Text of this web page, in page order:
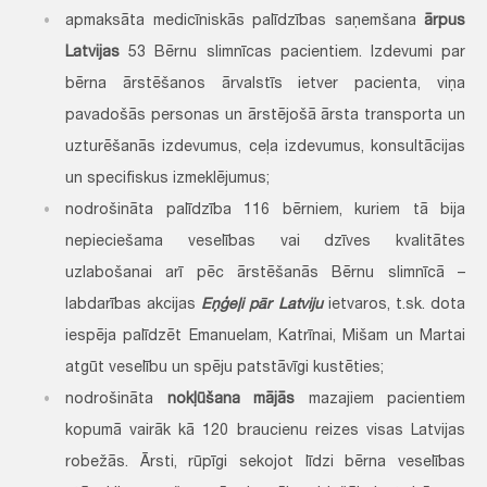
apmaksāta medicīniskās palīdzības saņemšana ārpus
Latvijas 53 Bērnu slimnīcas pacientiem. Izdevumi par
bērna ārstēšanos ārvalstīs ietver pacienta, viņa
pavadošās personas un ārstējošā ārsta transporta un
uzturēšanās izdevumus, ceļa izdevumus, konsultācijas
un specifiskus izmeklējumus;
nodrošināta palīdzība 116 bērniem, kuriem tā bija
nepieciešama veselības vai dzīves kvalitātes
uzlabošanai arī pēc ārstēšanās Bērnu slimnīcā –
labdarības akcijas Eņģeļi pār Latvijuietvaros, t.sk. dota
iespēja palīdzēt Emanuelam, Katrīnai, Mišam un Martai
atgūt veselību un spēju patstāvīgi kustēties;
nodrošināta nokļūšana mājās mazajiem pacientiem
kopumā vairāk kā 120 braucienu reizes visas Latvijas
robežās. Ārsti, rūpīgi sekojot līdzi bērna veselības